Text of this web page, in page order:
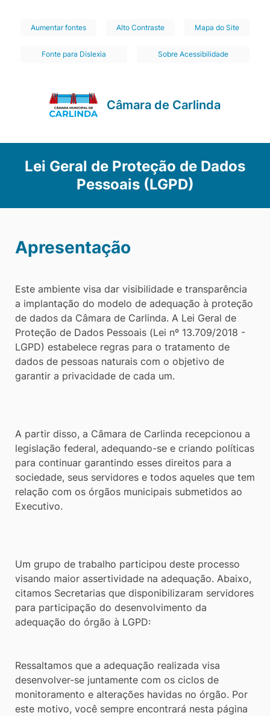
Seção
atalhos
links
acessibilidade
[alt+1]
menu
a
busca
Ir
para
o
rodapé
[alt+4]
Aumentar fontes Alto Contraste Mapa do Site
Fonte para Dislexia Sobre Acessibilidade
Câmara de Carlinda
Lei Geral de Proteção de Dados
Pessoais (LGPD)
Apresentação
Este ambiente visa dar visibilidade e transparência
a implantação do modelo de adequação à proteção
de dados da Câmara de Carlinda. A Lei Geral de
Proteção de Dados Pessoais (Lei nº 13.709/2018 -
LGPD) estabelece regras para o tratamento de
dados de pessoas naturais com o objetivo de
garantir a privacidade de cada um.
A partir disso, a Câmara de Carlinda recepcionou a
legislação federal, adequando-se e criando políticas
para continuar garantindo esses direitos para a
sociedade, seus servidores e todos aqueles que tem
relação com os órgãos municipais submetidos ao
Executivo.
Um grupo de trabalho participou deste processo
visando maior assertividade na adequação. Abaixo,
citamos Secretarias que disponibilizaram servidores
para participação do desenvolvimento da
adequação do órgão à LGPD:
Ressaltamos que a adequação realizada visa
desenvolver-se juntamente com os ciclos de
monitoramento e alterações havidas no órgão. Por
este motivo, você sempre encontrará nesta página